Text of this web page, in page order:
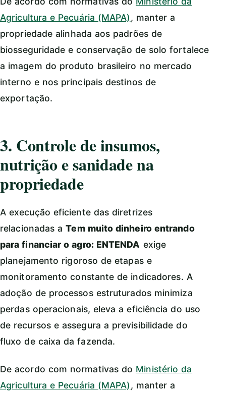
Agricultura e Pecuária (MAPA), manter a
propriedade alinhada aos padrões de
biosseguridade e conservação de solo fortalece
a imagem do produto brasileiro no mercado
interno e nos principais destinos de
exportação.
3. Controle de insumos,
nutrição e sanidade na
propriedade
A execução eficiente das diretrizes
relacionadas aTem muito dinheiro entrando
para financiar o agro: ENTENDA exige
planejamento rigoroso de etapas e
monitoramento constante de indicadores. A
adoção de processos estruturados minimiza
perdas operacionais, eleva a eficiência do uso
de recursos e assegura a previsibilidade do
fluxo de caixa da fazenda.
De acordo com normativas do Ministério da
Agricultura e Pecuária (MAPA), manter a